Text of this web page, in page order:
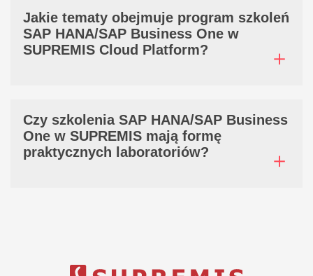
Jakie tematy obejmuje program szkoleń
SAP HANA/SAP Business One w
SUPREMIS Cloud Platform?
Czy szkolenia SAP HANA/SAP Business
One w SUPREMIS mają formę
praktycznych laboratoriów?